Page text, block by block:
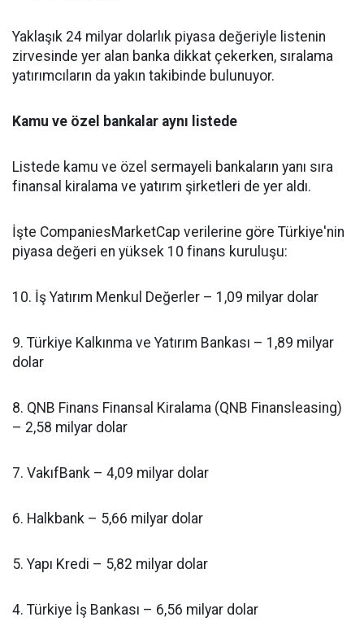
Yaklaşık 24 milyar dolarlık piyasa değeriyle listenin
zirvesinde yer alan banka dikkat çekerken, sıralama
yatırımcıların da yakın takibinde bulunuyor.
Kamu ve özel bankalar aynı listede
Listede kamu ve özel sermayeli bankaların yanı sıra
finansal kiralama ve yatırım şirketleri de yer aldı.
İşte CompaniesMarketCap verilerine göre Türkiye'nin
piyasa değeri en yüksek 10 finans kuruluşu:
10. İş Yatırım Menkul Değerler – 1,09 milyar dolar
9. Türkiye Kalkınma ve Yatırım Bankası – 1,89 milyar
dolar
8. QNB Finans Finansal Kiralama (QNB Finansleasing)
– 2,58 milyar dolar
7. VakıfBank – 4,09 milyar dolar
6. Halkbank – 5,66 milyar dolar
5. Yapı Kredi – 5,82 milyar dolar
4. Türkiye İş Bankası – 6,56 milyar dolar